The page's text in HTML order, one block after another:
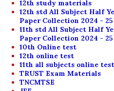
12th study materials
12th std All Subject Half
Paper Collection 2024 - 25
11th std All Subject Half
Paper Collection 2024 - 25
10th Online test
12th online test
11th all subjects online test
TRUST Exam Materials
TNCMTSE